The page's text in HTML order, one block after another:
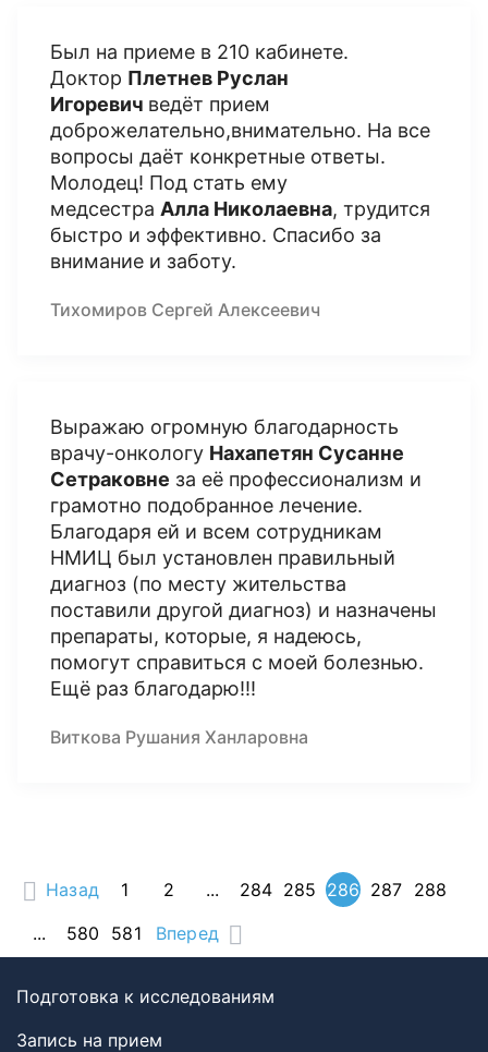
Был на приеме в 210 кабинете.
Доктор Плетнев Руслан
Игоревич ведёт прием
доброжелательно,внимательно. На все
вопросы даёт конкретные ответы.
Молодец! Под стать ему
медсестра Алла Николаевна, трудится
быстро и эффективно. Спасибо за
внимание и заботу.
Тихомиров Сергей Алексеевич
Выражаю огромную благодарность
врачу-онкологу Нахапетян Сусанне
Сетраковне за её профессионализм и
грамотно подобранное лечение.
Благодаря ей и всем сотрудникам
НМИЦ был установлен правильный
диагноз (по месту жительства
поставили другой диагноз) и назначены
препараты, которые, я надеюсь,
помогут справиться с моей болезнью.
Ещё раз благодарю!!!
Виткова Рушания Ханларовна
Назад 1 2 ... 284 285 286 287 288
...
580 581 Вперед
Подготовка к исследованиям
Запись на прием